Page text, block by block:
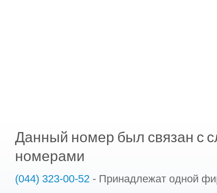
Данный номер был связан с
номерами
(044) 323-00-52 - Принадлежат одной